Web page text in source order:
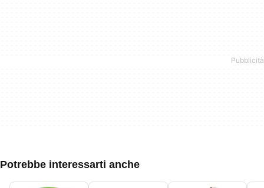
Potrebbe interessarti anche